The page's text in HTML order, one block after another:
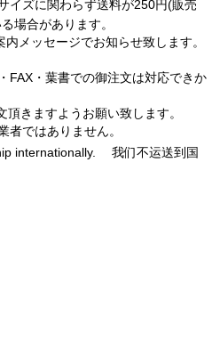
イズに関わらず送料が250円(販売
場合があります。
メッセージでお知らせ致します。
FAX・葉書での御注文は対応できか
きますようお願い致します。
者ではありません。
internationally. 我们不运送到国